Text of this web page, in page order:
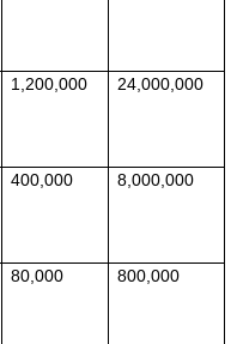
1,200,000 24,000,000
400,000 8,000,000
80,000 800,000